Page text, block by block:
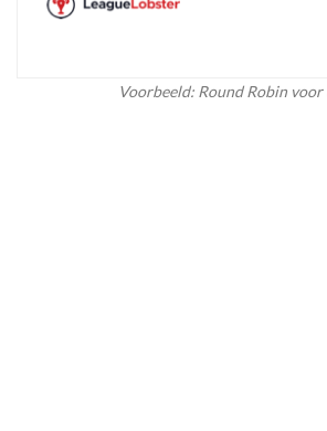
Voorbeeld: Round Robin voor